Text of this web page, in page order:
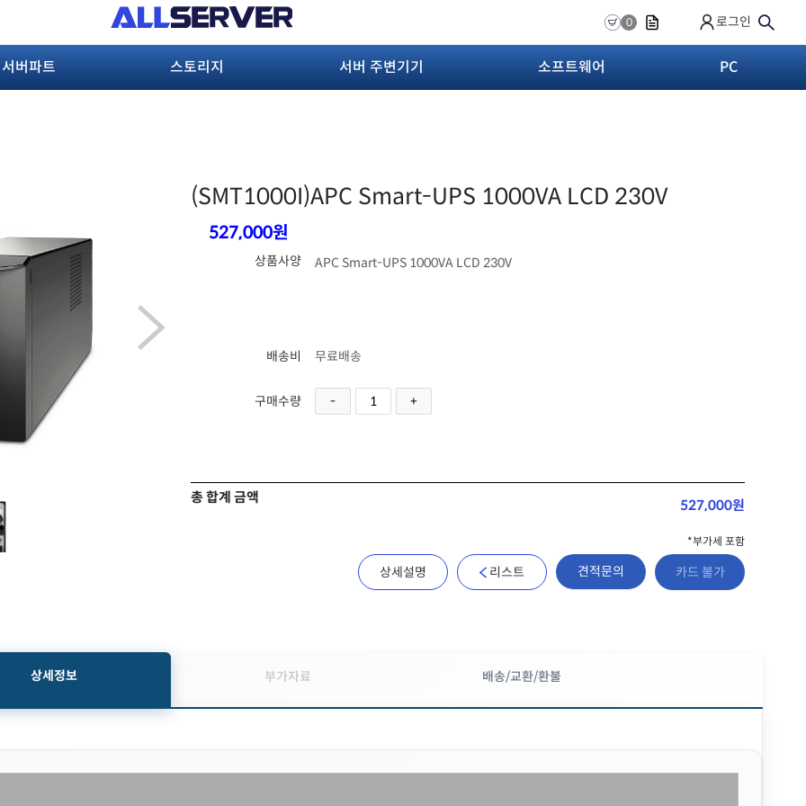
0 로그인
서버파트 스토리지 서버 주변기기 소프트웨어 PC
(SMT1000I)APC Smart-UPS 1000VA LCD 230V
527,000원
상품사양 APC Smart-UPS 1000VA LCD 230V
배송비 무료배송
구매수량
총 합계 금액 527,000원
*부가세 포함
상세설명 리스트 견적문의 카드 불가
상세정보 부가자료 배송/교환/환불